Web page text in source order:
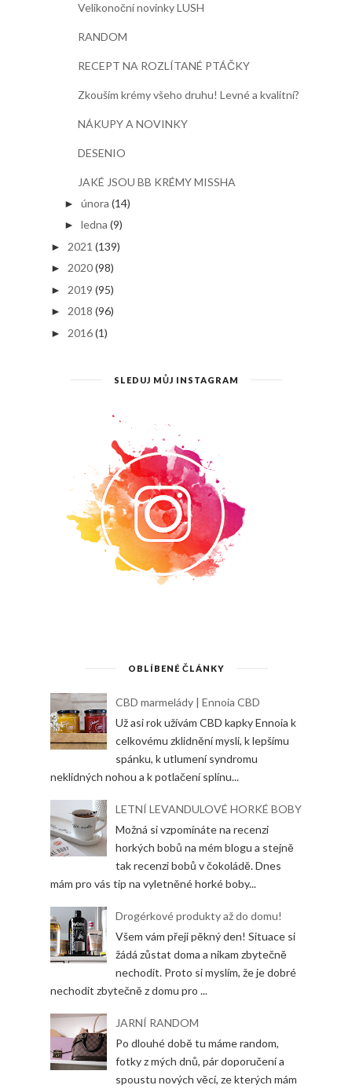
Velikonoční novinky LUSH
RANDOM
RECEPT NA ROZLÍTANÉ PTÁČKY
Zkouším krémy všeho druhu! Levné a kvalitní?
NÁKUPY A NOVINKY
DESENIO
JAKÉ JSOU BB KRÉMY MISSHA
► února (14)
► ledna (9)
► 2021 (139)
► 2020(98)
► 2019 (95)
► 2018 (96)
► 2016(1)
SLEDUJ MŮJ INSTAGRAM
OBLÍBENÉ ČLÁNKY
CBD marmelády | Ennoia CBD
Už asi rok užívám CBD kapky Ennoia k
celkovému zklidnění mysli, k lepšímu
spánku, k utlumení syndromu
neklidných nohou a k potlačení splínu...
LETNÍ LEVANDULOVÉ HORKÉ BOBY
Možná si vzpomínáte na recenzi
horkých bobů na mém blogu a stejně
tak recenzi bobů v čokoládě. Dnes
mám pro vás tip na vyletněné horké boby...
Drogérkové produkty až do domu!
Všem vám přeji pěkný den! Situace si
žádá zůstat doma a nikam zbytečně
nechodit. Proto si myslím, že je dobré
nechodit zbytečně z domu pro ...
JARNÍ RANDOM
Po dlouhé době tu máme random,
fotky z mých dnů, pár doporučení a
spoustu nových věcí, ze kterých mám